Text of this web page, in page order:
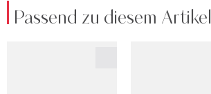
Passend zu diesem Artikel